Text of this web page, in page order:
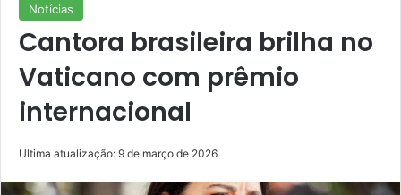
Notícias
Cantora brasileira brilha no
Vaticano com prêmio
internacional
Ultima atualização: 9 de março de 2026